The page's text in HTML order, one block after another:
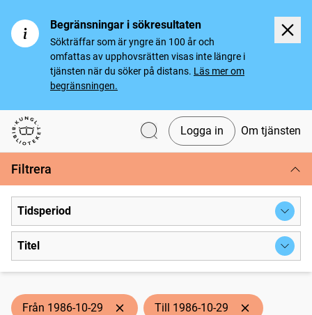
Begränsningar i sökresultaten
Sökträffar som är yngre än 100 år och
omfattas av upphovsrätten visas inte längre i
tjänsten när du söker på distans. Läs mer om
begränsningen.
Svenska tidningar
Logga in Om tjänsten
Filtrera
Tidsperiod
Titel
Från 1986-10-29 Till 1986-10-29